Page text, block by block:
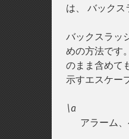
は、 バックス
バックスラッ
めの方法です
のまま含めて
示すエスケー
\a
アラーム